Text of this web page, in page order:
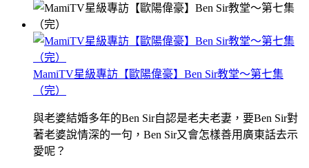
MamiTV星級專訪【歐陽偉豪】Ben Sir教堂～第七集
（完）
與老婆結婚多年的Ben Sir自認是老夫老妻，要Ben Sir對
著老婆說情深的一句，Ben Sir又會怎樣善用廣東話去示
愛呢？